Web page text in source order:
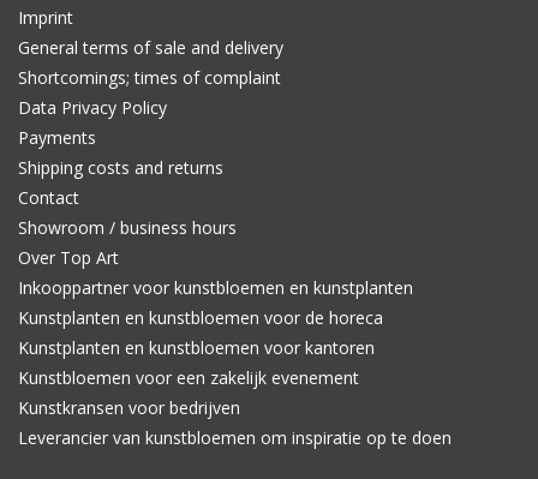
Imprint
General terms of sale and delivery
Shortcomings; times of complaint
Data Privacy Policy
Payments
Shipping costs and returns
Contact
Showroom / business hours
Over Top Art
Inkooppartner voor kunstbloemen en kunstplanten
Kunstplanten en kunstbloemen voor de horeca
Kunstplanten en kunstbloemen voor kantoren
Kunstbloemen voor een zakelijk evenement
Kunstkransen voor bedrijven
Leverancier van kunstbloemen om inspiratie op te doen